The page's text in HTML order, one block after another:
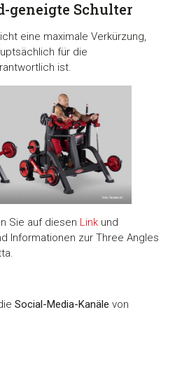
geneigte Schulter
eine maximale Verkürzung,
für die
ist.
Sie auf diesen Link und
Informationen zur Three Angles
Social-Media-Kanäle von